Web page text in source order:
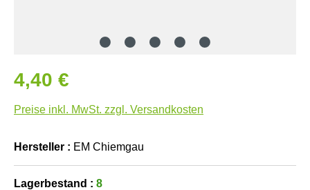
4,40 €
Preise inkl. MwSt. zzgl. Versandkosten
Hersteller : EM Chiemgau
Lagerbestand : 8